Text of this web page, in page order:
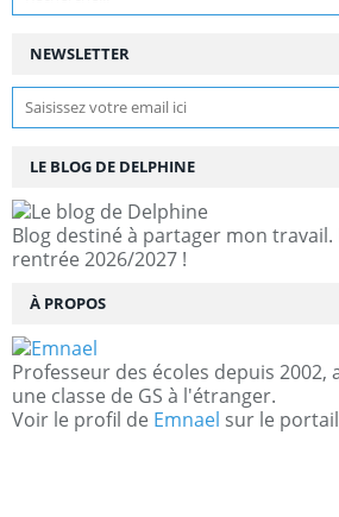
NEWSLETTER
LE BLOG DE DELPHINE
Blog destiné à partager mon travail.
rentrée 2026/2027 !
À PROPOS
Professeur des écoles depuis 2002,
une classe de GS à l'étranger.
Voir le profil de Emnael sur le